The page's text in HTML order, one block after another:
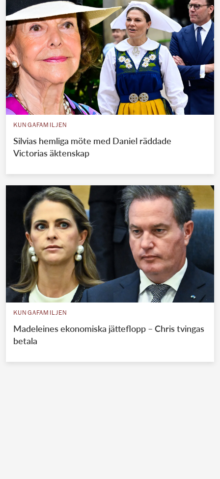
KUNGAFAMILJEN
Silvias hemliga möte med Daniel räddade
Victorias äktenskap
KUNGAFAMILJEN
Madeleines ekonomiska jätteflopp – Chris tvingas
betala